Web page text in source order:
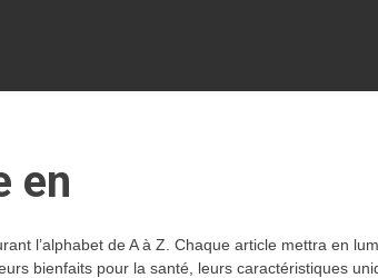
en
l’alphabet de A à Z. Chaque article mettra en
bienfaits pour la santé, leurs caractéristiques